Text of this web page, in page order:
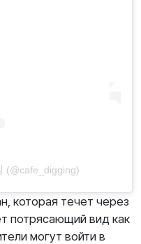
(@cafe_digging)
которая течет через
потрясающий вид как
могут войти в